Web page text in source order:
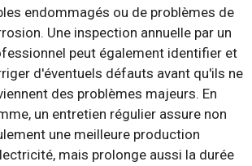
endommagés ou de problèmes de
Une inspection annuelle par un
peut également identifier et
d'éventuels défauts avant qu'ils ne
des problèmes majeurs. En
un entretien régulier assure non
une meilleure production
mais prolonge aussi la durée